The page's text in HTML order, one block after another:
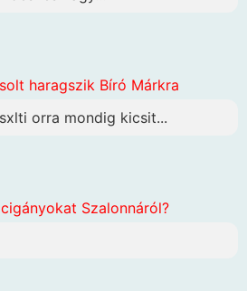
haragszik Bíró Márkra
orra mondig kicsit...
Szalonnáról?